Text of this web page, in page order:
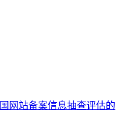
网站备案信息抽查评估的